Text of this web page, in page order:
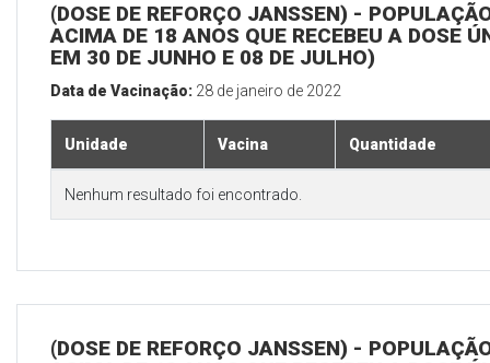
(DOSE DE REFORÇO JANSSEN) -
ACIMA DE 18 ANOS QUE RECEBEU A DOSE
EM 30 DE JUNHO E 08 DE JULHO)
Data de Vacinação: 28 de janeiro de 2022
Unidade Vacina Quantidade
Nenhum resultado foi encontrado.
(DOSE DE REFORÇO JANSSEN) -